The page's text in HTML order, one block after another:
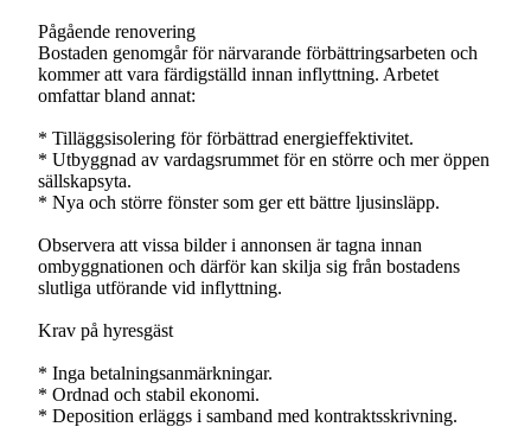
Pågående renovering
Bostaden genomgår för närvarande förbättringsarbeten och
kommer att vara färdigställd innan inflyttning. Arbetet
omfattar bland annat:
* Tilläggsisolering för förbättrad energieffektivitet.
* Utbyggnad av vardagsrummet för en större och mer öppen
sällskapsyta.
* Nya och större fönster som ger ett bättre ljusinsläpp.
Observera att vissa bilder i annonsen är tagna innan
ombyggnationen och därför kan skilja sig från bostadens
slutliga utförande vid inflyttning.
Krav på hyresgäst
* Inga betalningsanmärkningar.
* Ordnad och stabil ekonomi.
* Deposition erläggs i samband med kontraktsskrivning.